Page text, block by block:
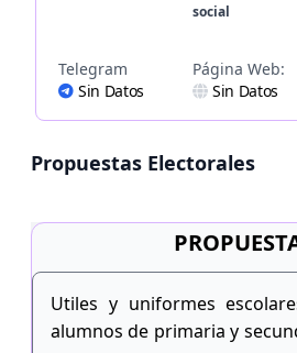
social
Telegram
Sin Datos
Página Web:
Sin Datos
Propuestas Electorales
Utiles y uniformes
alumnos de primaria y